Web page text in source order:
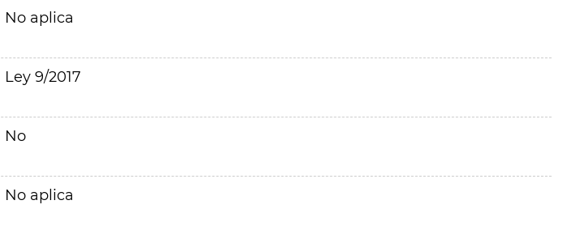
No aplica
Ley 9/2017
No
No aplica